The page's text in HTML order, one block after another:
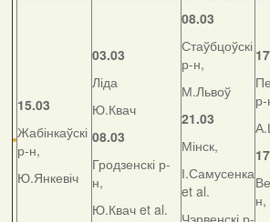
15.03
Жабінкаўскі
р-н,
Ю.Янкевіч
03.03
Ліда
Ю.Квач
08.03
Гродзенскі р-
н,
Ю.Квач et al.
08.03
Стаўбцоўскі
р-н,
М.Львоў
21.03
Мінск,
І.Самусенка
et al.
Чэрвенскі р-
н,